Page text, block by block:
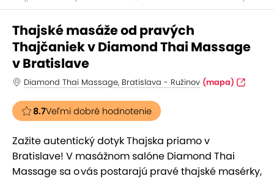
Thajské masáže od pravých
Thajčaniek v Diamond Thai Massage
v Bratislave
Diamond Thai Massage, Bratislava - Ružinov (mapa)
8.7Veľmi dobré hodnotenie
Zažite autentický dotyk Thajska priamo v
Bratislave! V masážnom salóne Diamond Thai
Massage sa o vás postarajú pravé thajské masérky,